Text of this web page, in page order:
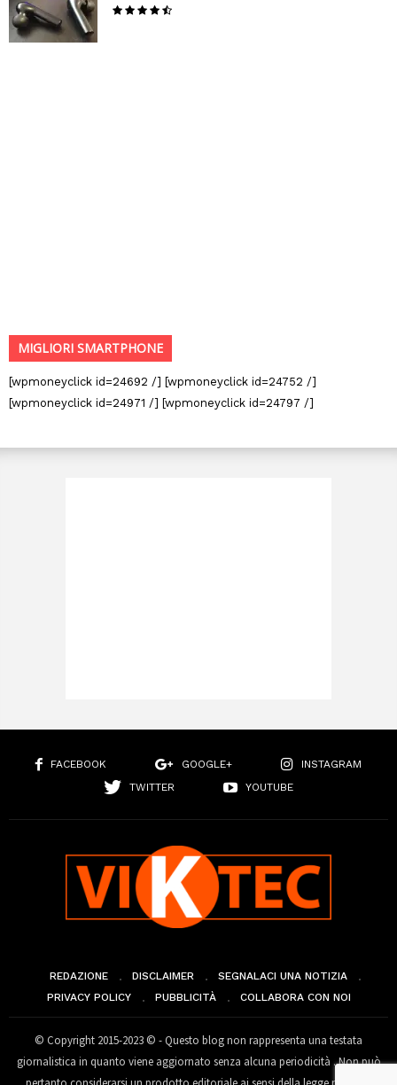
MIGLIORI SMARTPHONE
[wpmoneyclick id=24692 /] [wpmoneyclick id=24752 /]
[wpmoneyclick id=24971 /] [wpmoneyclick id=24797 /]
FACEBOOK GOOGLE+
INSTAGRAM
TWITTER
YOUTUBE
REDAZIONE DISCLAIMER
SEGNALACI UNA NOTIZIA
PRIVACY POLICY
PUBBLICITÀ COLLABORA CON NOI
© Copyright 2015-2023 © - Questo blog non rappresenta una testata
giornalistica in quanto viene aggiornato senza alcuna periodicità . Non può